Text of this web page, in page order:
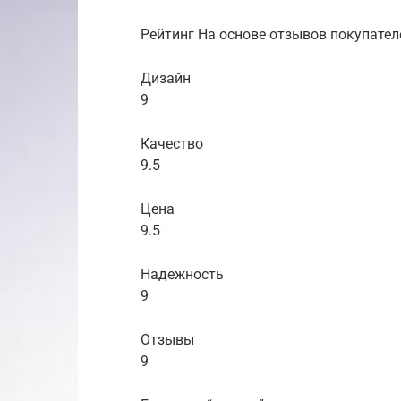
Рейтинг На основе отзывов
Дизайн
9
Качество
9.5
Цена
9.5
Надежность
9
Отзывы
9